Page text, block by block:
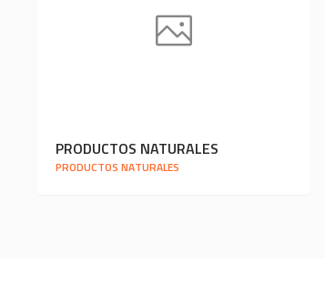
PRODUCTOS NATURALES
PRODUCTOS NATURALES